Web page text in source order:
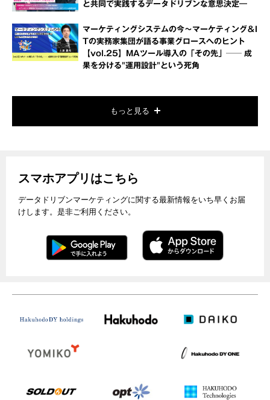
と共同で実践するデータドリブンな意思決定―
マーケティングシステムの今～マーケティング＆I
Tの実務家集団が語る事業グロースへのヒント
【vol.25】MAツール導入の「その先」── 成
果を分ける"運用設計"という死角
もっと見る
スマホアプリはこちら
データドリブンマーケティングに関する最新情報をいち早くお届
けします。是非ご利用ください。